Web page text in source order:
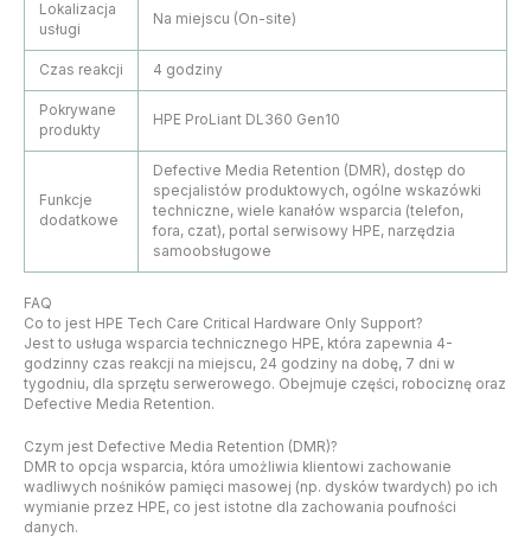
Lokalizacja
usługi
Na miejscu (On-site)
Czas reakcji 4 godziny
Pokrywane
produkty
HPE ProLiant DL360 Gen10
Funkcje
dodatkowe
Defective Media Retention (DMR), dostęp do
specjalistów produktowych, ogólne wskazówki
techniczne, wiele kanałów wsparcia (telefon,
fora, czat), portal serwisowy HPE, narzędzia
samoobsługowe
FAQ
Co to jest HPE Tech Care Critical Hardware Only Support?
Jest to usługa wsparcia technicznego HPE, która zapewnia 4-
godzinny czas reakcji na miejscu, 24 godziny na dobę, 7 dni w
tygodniu, dla sprzętu serwerowego. Obejmuje części, robociznę oraz
Defective Media Retention.
Czym jest Defective Media Retention (DMR)?
DMR to opcja wsparcia, która umożliwia klientowi zachowanie
wadliwych nośników pamięci masowej (np. dysków twardych) po ich
wymianie przez HPE, co jest istotne dla zachowania poufności
danych.